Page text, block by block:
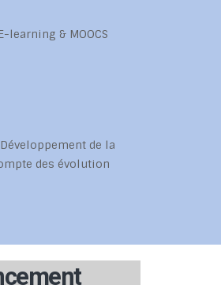
learning & MOOCS
de la
des évolution